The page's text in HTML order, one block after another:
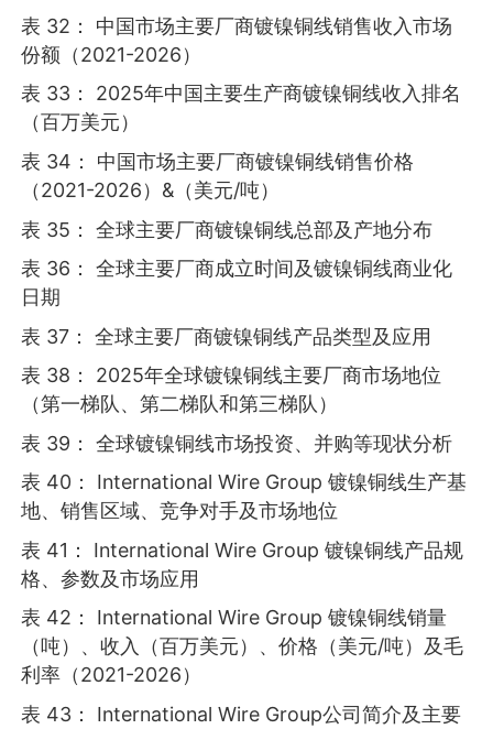
表 32： 中国市场主要厂商镀镍铜线销售收入市场
份额（2021-2026）
表 33： 2025年中国主要生产商镀镍铜线收入排名
（百万美元）
表 34： 中国市场主要厂商镀镍铜线销售价格
（2021-2026）&（美元/吨）
表 35： 全球主要厂商镀镍铜线总部及产地分布
表 36： 全球主要厂商成立时间及镀镍铜线商业化
日期
表 37： 全球主要厂商镀镍铜线产品类型及应用
表 38： 2025年全球镀镍铜线主要厂商市场地位
（第一梯队、第二梯队和第三梯队）
表 39： 全球镀镍铜线市场投资、并购等现状分析
表 40： International Wire Group 镀镍铜线生产基
地、销售区域、竞争对手及市场地位
表 41： International Wire Group 镀镍铜线产品规
格、参数及市场应用
表 42： International Wire Group 镀镍铜线销量
（吨）、收入（百万美元）、价格（美元/吨）及毛
利率（2021-2026）
表 43： International Wire Group公司简介及主要